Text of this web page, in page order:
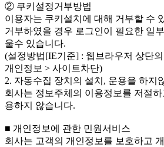
② 쿠키설정거부방법
이용자는 쿠키설치에 대해 거부할 수
거부하였을 경우 로그인이 필요한 일
울수 있습니다.
(설정방법[IE기준] : 웹브라우저 상단
개인정보 > 사이트차단)
2. 자동수집 장치의 설치, 운용을 하지
회사는 정보주체의 이용정보를 저절하
용하지 않습니다.
■ 개인정보에 관한 민원서비스
회사는 고객의 개인정보를 보호하고